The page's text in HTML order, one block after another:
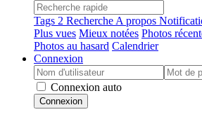
Tags 2 Recherche A propos
Plus vues Mieux notées Photos
Photos au hasard Calendrier
Connexion
Connexion auto
Connexion